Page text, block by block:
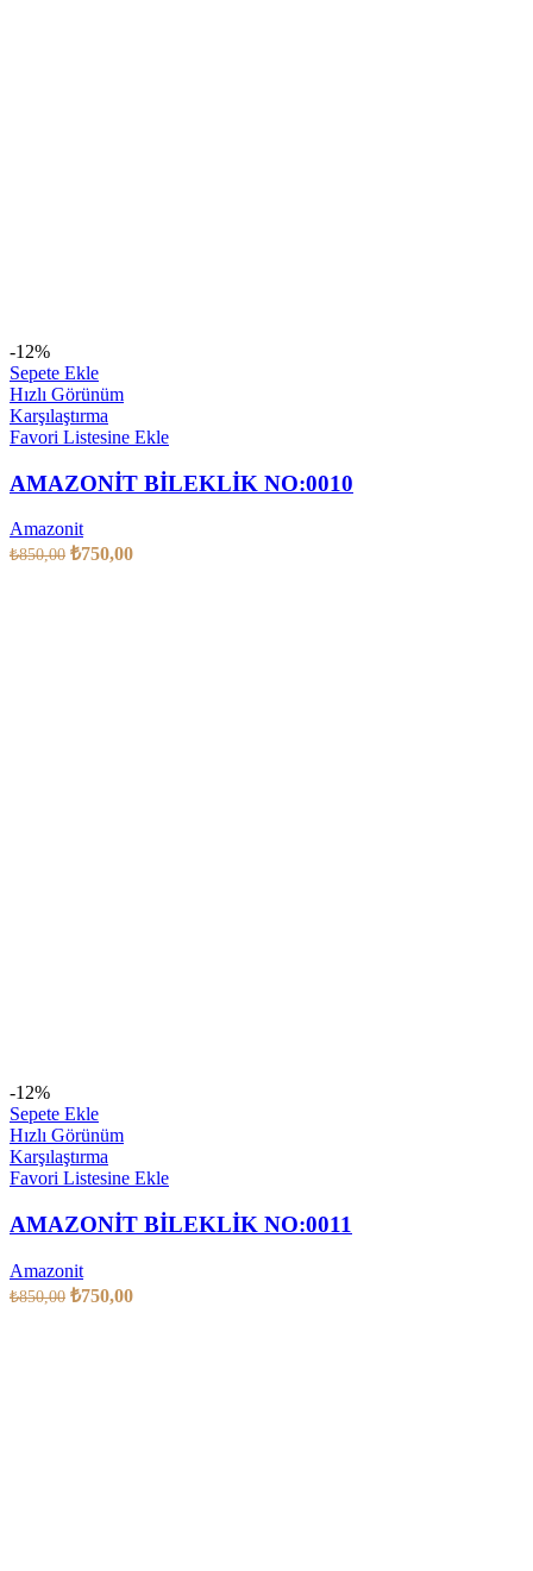
-12%
Sepete Ekle
Hızlı Görünüm
Karşılaştırma
Favori Listesine Ekle
AMAZONİT BİLEKLİK NO:0010
Amazonit
₺850,00 ₺750,00
-12%
Sepete Ekle
Hızlı Görünüm
Karşılaştırma
Favori Listesine Ekle
AMAZONİT BİLEKLİK NO:0011
Amazonit
₺850,00 ₺750,00